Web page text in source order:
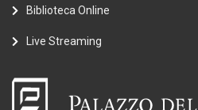
Biblioteca Online
Live Streaming